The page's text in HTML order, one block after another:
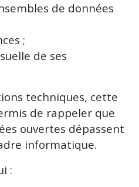
de données
;
de ses
techniques, cette
de rappeler que
ouvertes dépassent
informatique.
: